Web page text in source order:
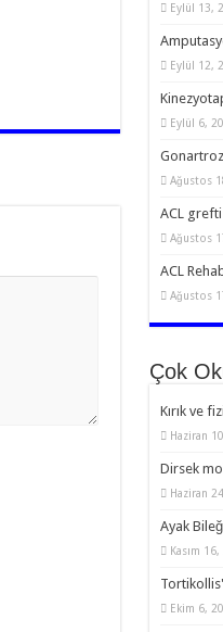
Eylül 13,
Eylül 12,
Eylül 6,
Ağustos
ACL
Ağustos
ACL
Ağustos
Çok
Kırık ve
Haziran
Dirsek
Haziran
Ayak
Kasım
Ekim 6,